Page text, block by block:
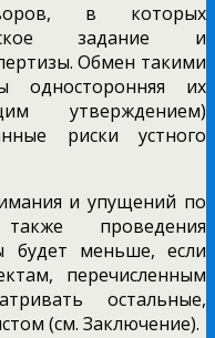
в которых
задание и
Обмен такими
односторонняя их
утверждением)
риски устного
и упущений по
проведения
будет меньше, если
перечисленным
остальные,
(см. Заключение).